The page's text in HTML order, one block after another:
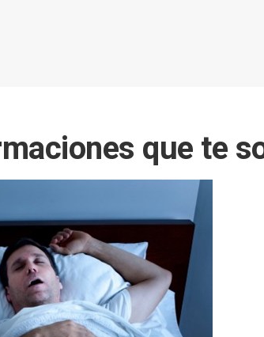
que te